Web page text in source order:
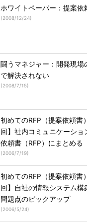
ホワイトペーパー：提案依
(2008/12/24)
闘うマネジャー：開発現場
で解決されない
(2008/7/15)
初めてのRFP（提案依頼書
回】社内コミュニケーショ
依頼書（RFP）にまとめる
(2006/7/19)
初めてのRFP（提案依頼書
回】自社の情報システム構
問題点のピックアップ
(2006/5/24)